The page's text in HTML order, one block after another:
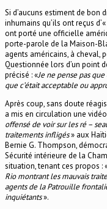
Si d’aucuns estiment de
inhumains qu’ils ont reçus
ont porté une officielle
porte-parole de la Maison-
agents américains, à cheval,
Questionnée lors d’un point
précisé : «Je ne pense pas
que c’était acceptable ou
Après coup, sans doute
a mis en circulation une
offensé de voir sur les ré –
traitements infligés» aux
Bernie G. Thompson,
Sécurité intérieure de la
situation, tenant ces propos :
Rio montrant les mauvais
agents de la Patrouille
inquiétants».